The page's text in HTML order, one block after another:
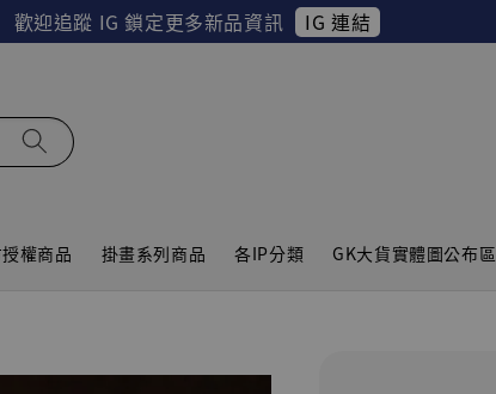
歡迎追蹤 IG 鎖定更多新品資訊 IG 連結
權商品 掛畫系列商品 各IP分類 GK大貨實體圖公布區